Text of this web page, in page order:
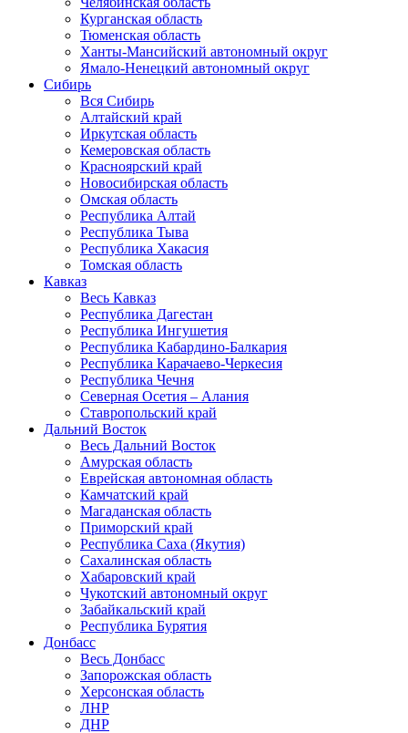
Курганская область
Тюменская область
Ханты-Мансийский автономный округ
Ямало-Ненецкий автономный округ
Сибирь
Вся Сибирь
Алтайский край
Иркутская область
Кемеровская область
Красноярский край
Новосибирская область
Омская область
Республика Алтай
Республика Тыва
Республика Хакасия
Томская область
Кавказ
Весь Кавказ
Республика Дагестан
Республика Ингушетия
Республика Кабардино-Балкария
Республика Карачаево-Черкесия
Республика Чечня
Северная Осетия – Алания
Ставропольский край
Дальний Восток
Весь Дальний Восток
Амурская область
Еврейская автономная область
Камчатский край
Магаданская область
Приморский край
Республика Саха (Якутия)
Сахалинская область
Хабаровский край
Чукотский автономный округ
Забайкальский край
Республика Бурятия
Донбасс
Весь Донбасс
Запорожская область
Херсонская область
ЛНР
ДНР